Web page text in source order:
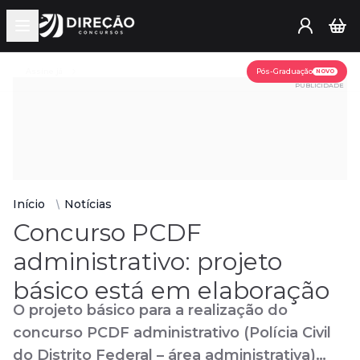
Open main menu
Pós-Graduação NOVO
PUBLICIDADE
Início Notícias
Concurso PCDF
administrativo: projeto
básico está em elaboração
O projeto básico para a realização do
concurso PCDF administrativo (Polícia Civil
do Distrito Federal – área administrativa)